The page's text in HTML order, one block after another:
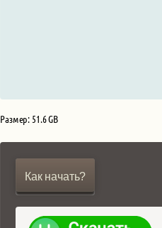
Размер: 51.6 GB
Как начать?